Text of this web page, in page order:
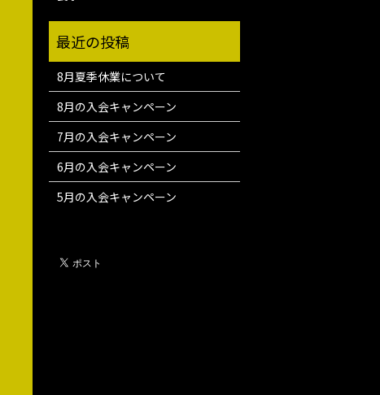
8月夏季休業について
8月の入会キャンペーン
7月の入会キャンペーン
6月の入会キャンペーン
5月の入会キャンペーン